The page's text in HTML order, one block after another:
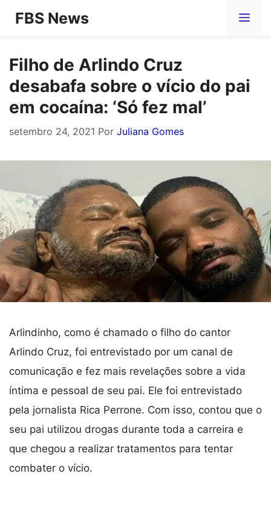
Pular
conteúdo
FBS News
Filho de Arlindo Cruz
desabafa sobre o vício do pai
em cocaína: ‘Só fez mal’
setembro 24, 2021 Por Juliana Gomes
Arlindinho, como é chamado o filho do cantor
Arlindo Cruz, foi entrevistado por um canal de
comunicação e fez mais revelações sobre a vida
íntima e pessoal de seu pai. Ele foi entrevistado
pela jornalista Rica Perrone. Com isso, contou que o
seu pai utilizou drogas durante toda a carreira e
que chegou a realizar tratamentos para tentar
combater o vício.